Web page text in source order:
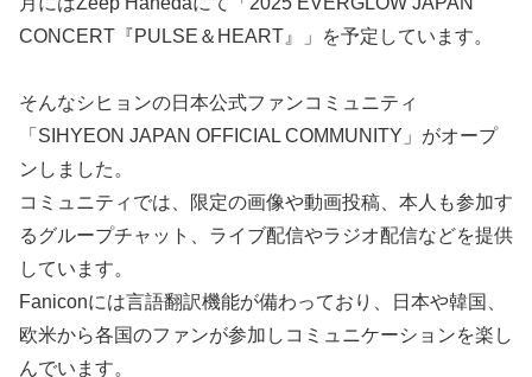
CONCERT『PULSE＆HEART』」を予定しています。
そんなシヒョンの日本公式ファンコミュニティ
「SIHYEON JAPAN OFFICIAL COMMUNITY」がオープ
ンしました。
コミュニティでは、限定の画像や動画投稿、本人も参加す
るグループチャット、ライブ配信やラジオ配信などを提供
しています。
Faniconには言語翻訳機能が備わっており、日本や韓国、
欧米から各国のファンが参加しコミュニケーションを楽し
んでいます。